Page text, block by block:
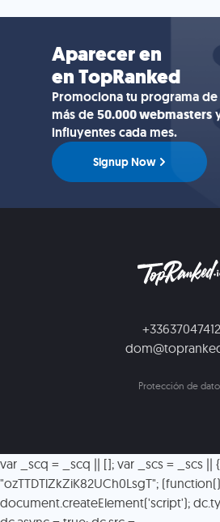
Aparecer en
en TopRanked
Promociona tu programa
más de50.000 webmasters
influyentes cada mes.
Signup Now
+33637047412
Protección de
var _scq = _scq || []; var _scs = _scs ||
"ozTTDTlZkZiK82UCh0LsgT";
document.createElement('script');